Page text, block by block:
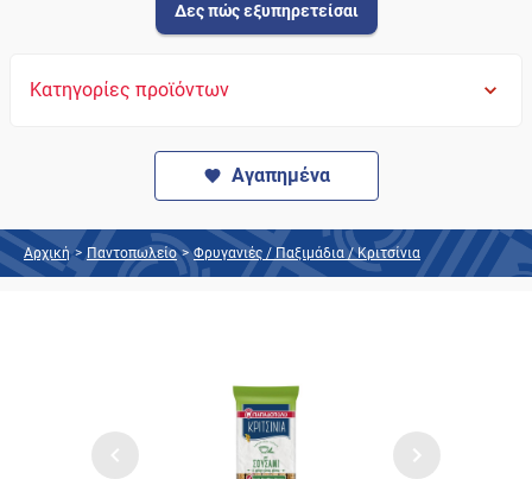
Δες πώς εξυπηρετείσαι
Κατηγορίες προϊόντων
Αγαπημένα
Αρχική > Παντοπωλείο > Φρυγανιές / Παξιμάδια / Κριτσίνια